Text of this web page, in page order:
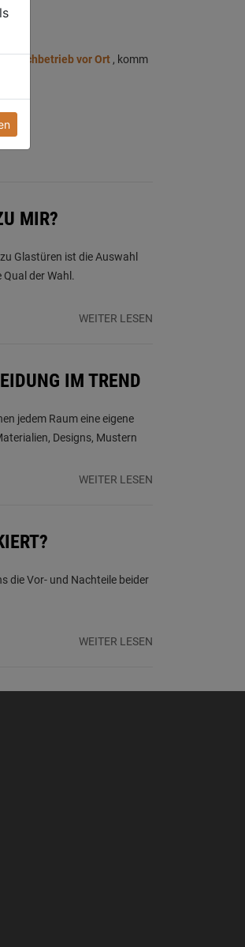
Fachbetrieb vor Ort , komm
MIR?
Glastüren ist die Auswahl
der Wahl.
WEITER LESEN
IM TREND
jedem Raum eine eigene
Designs, Mustern
WEITER LESEN
die Vor- und Nachteile beider
WEITER LESEN